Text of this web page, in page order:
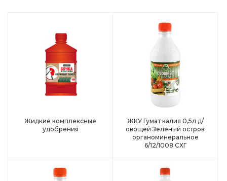
Жидкие комплексные
удобрения
ЖКУ Гумат калия 0,5л д/
овощей Зеленый остров
органоминеральное
6/12/1008 СХГ